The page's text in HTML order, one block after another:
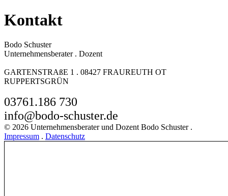
Kontakt
Bodo Schuster
Unternehmensberater . Dozent
GARTENSTRAßE 1 . 08427 FRAUREUTH OT
RUPPERTSGRÜN
03761.186 730
info@bodo-schuster.de
© 2026 Unternehmensberater und Dozent Bodo Schuster .
Impressum . Datenschutz